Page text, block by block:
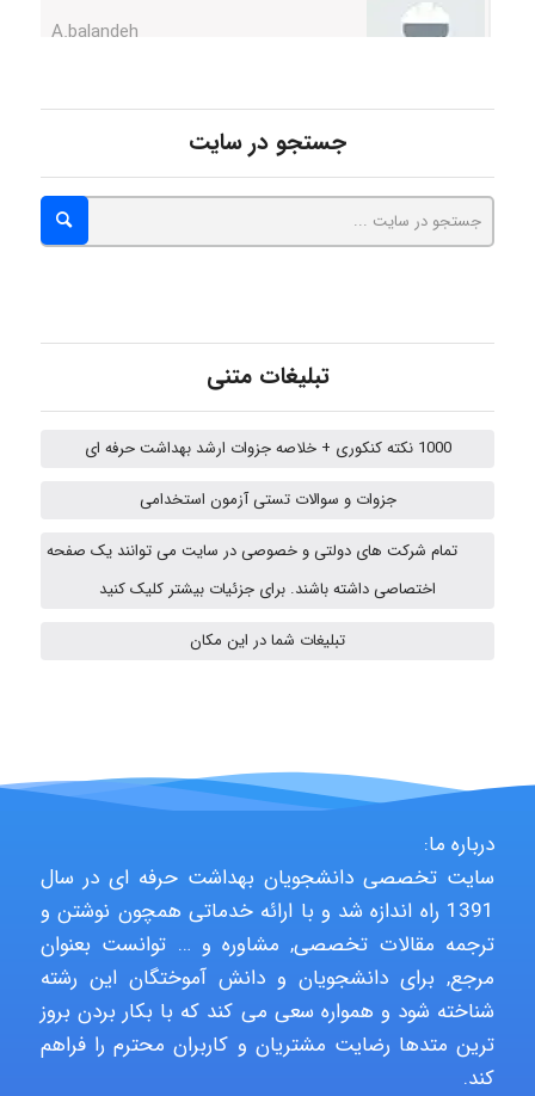
USER124
abolfazlkoshehe
abolfazlkoshehe
A.balandeh
جستجو در سایت
تبلیغات متنی
1000 نکته کنکوری + خلاصه جزوات ارشد بهداشت حرفه ای
جزوات و سوالات تستی آزمون استخدامی
تمام شرکت های دولتی و خصوصی در سایت می توانند یک صفحه
اختصاصی داشته باشند. برای جزئیات بیشتر کلیک کنید
تبلیغات شما در این مکان
درباره ما:
سایت تخصصی دانشجویان بهداشت حرفه ای در سال
1391 راه اندازه شد و با ارائه خدماتی همچون نوشتن و
ترجمه مقالات تخصصی, مشاوره و … توانست بعنوان
مرجع, برای دانشجویان و دانش آموختگان این رشته
شناخته شود و همواره سعی می کند که با بکار بردن بروز
ترین متدها رضایت مشتریان و کاربران محترم را فراهم
کند.